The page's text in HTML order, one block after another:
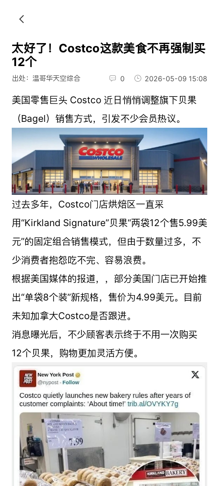
太好了！Costco这款美食不再强制买
12个
出处：温哥华天空综合 0 2026-05-09 15:08
美国零售巨头 Costco 近日悄悄调整旗下贝果
（Bagel）销售方式，引发不少会员热议。
过去多年，Costco门店烘焙区一直采
用“Kirkland Signature”贝果“两袋12个售5.99美
元”的固定组合销售模式，但由于数量过多，不
少消费者抱怨吃不完、容易浪费。
根据美国媒体的报道，，部分美国门店已开始推
出“单袋8个装”新规格，售价为4.99美元。目前
未知加拿大Costco是否跟进。
消息曝光后，不少顾客表示终于不用一次购买
12个贝果，购物更加灵活方便。